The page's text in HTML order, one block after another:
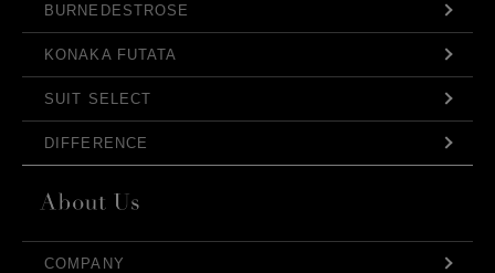
BURNEDESTROSE
KONAKA FUTATA
SUIT SELECT
DIFFERENCE
COMPANY